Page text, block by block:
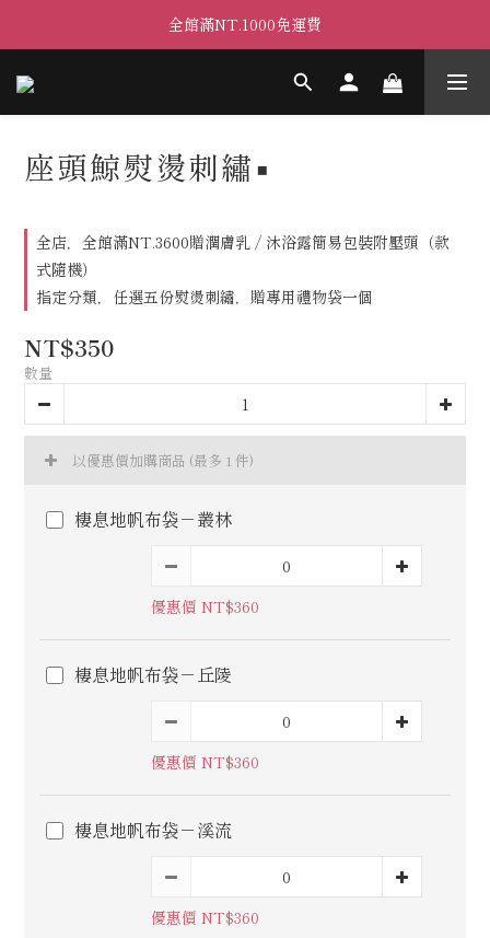
全館滿NT.1000免運費
座頭鯨熨燙刺繡▪
全店，全館滿NT.3600贈潤膚乳 / 沐浴露簡易包裝附壓頭（款
式隨機）
指定分類，任選五份熨燙刺繡，贈專用禮物袋一個
NT$350
數量
以優惠價加購商品 (最多 1 件)
棲息地帆布袋－叢林
優惠價 NT$360
棲息地帆布袋－丘陵
優惠價 NT$360
棲息地帆布袋－溪流
優惠價 NT$360